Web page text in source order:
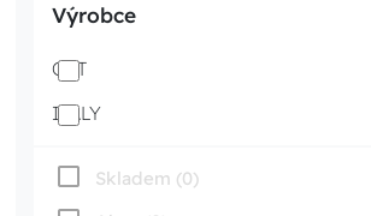
Výrobce
QLT
ITALY
Skladem (0)